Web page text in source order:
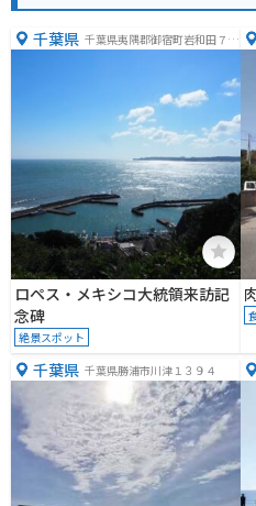
千葉県 千葉県夷隅郡御宿町岩和田７２
ロペス・メキシコ大統領来訪記
念碑
絶景スポット
千葉県 千葉県勝浦市川津１３９４